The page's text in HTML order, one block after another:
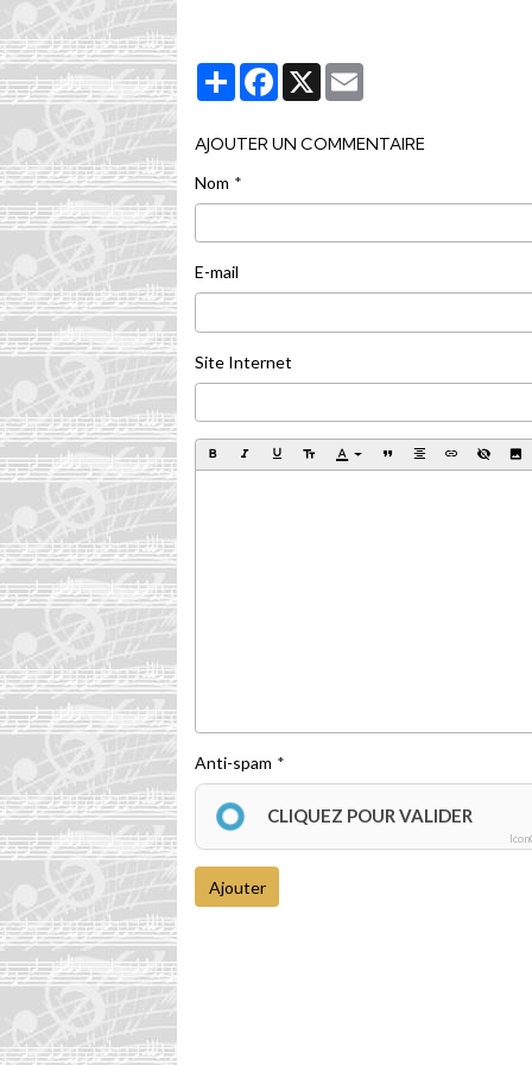
PartagerFacebook
X
AJOUTER UN COMMENTAIRE
Nom
E-mail
Site Internet
Anti-spam
CLIQUEZ POUR VALIDER
Ajouter